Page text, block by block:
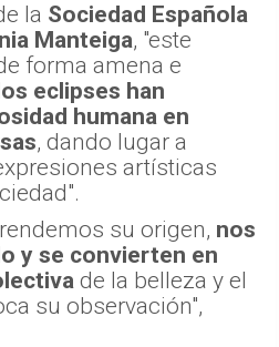
la Sociedad Española
Manteiga, "este
forma amena e
eclipses han
humana en
, dando lugar a
artísticas
su origen, nos
y se convierten en
de la belleza y el
su observación",